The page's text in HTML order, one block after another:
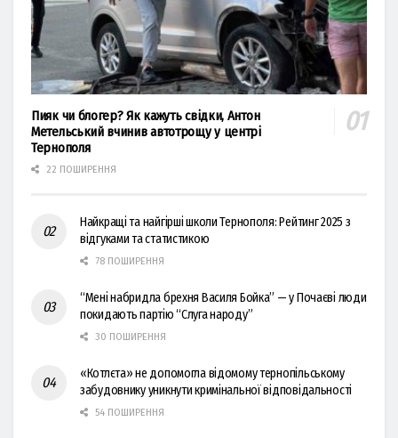
Пияк чи блогер? Як кажуть свідки, Антон
Метельський вчинив автотрощу у центрі
Тернополя
22 ПОШИРЕННЯ
Найкращі та найгірші школи Тернополя: Рейтинг 2025 з
відгуками та статистикою
78 ПОШИРЕННЯ
“Мені набридла брехня Василя Бойка” — у Почаєві люди
покидають партію “Слуга народу”
30 ПОШИРЕННЯ
«Котлєта» не допомогла відомому тернопільському
забудовнику уникнути кримінальної відповідальності
54 ПОШИРЕННЯ